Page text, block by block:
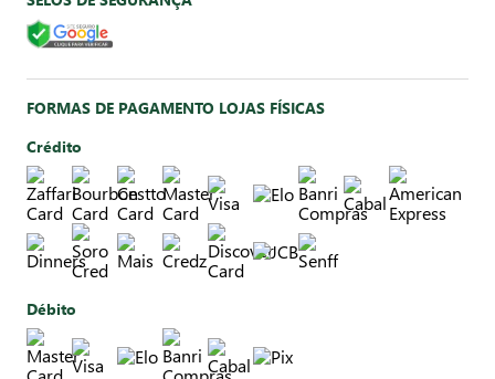
FORMAS DE PAGAMENTO LOJAS FÍSICAS
Crédito
Débito